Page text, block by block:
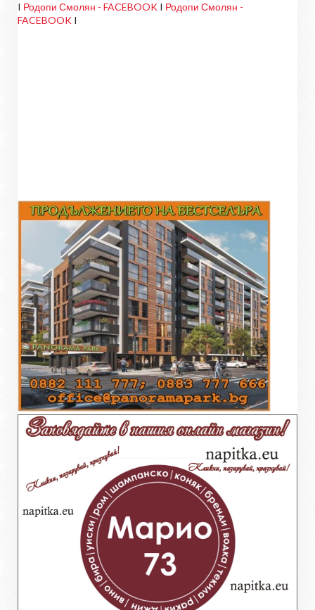
I Родопи Смолян - FACEBOOK I Родопи Смолян -
FACEBOOK I